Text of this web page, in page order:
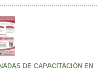
DE CAPACITACIÓN EN